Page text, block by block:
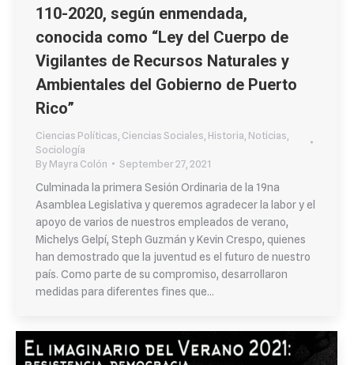
110-2020, según enmendada,
conocida como “Ley del Cuerpo de
Vigilantes de Recursos Naturales y
Ambientales del Gobierno de Puerto
Rico”
Ciencias Políticas Ciencias Sociales Historia Noticias
Sociología
ByMayra Colón
September 27, 2021
Culminada la primera Sesión Ordinaria de la 19na
Asamblea Legislativa y queremos agradecer la labor y el
apoyo de varios de nuestros empleados de verano,
Michelys Gelpí, Steph Guzmán y Kevin Crespo, quienes
han demostrado que la juventud es el futuro de nuestro
país. Como parte de su compromiso, desarrollaron
medidas para diferentes fines que…